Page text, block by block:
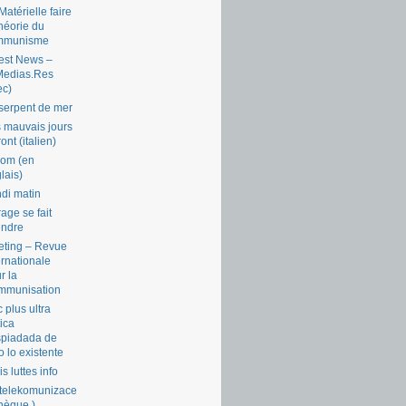
faire
du
News –
de mer
mauvais jours
(italien)
(en
matin
se fait
– Revue
la
plus ultra
de
lo existente
luttes info